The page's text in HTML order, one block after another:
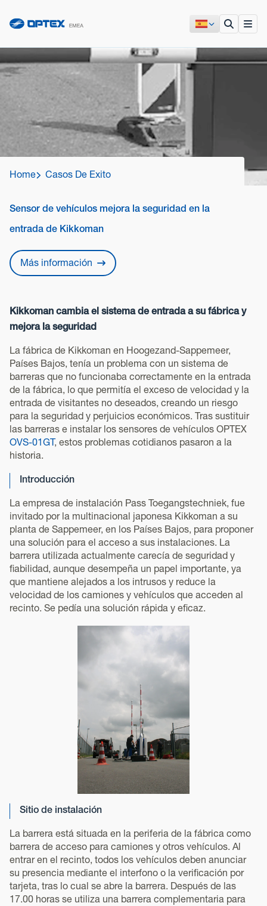
Home Casos De Exito
Sensor de vehículos mejora la seguridad en la
entrada de Kikkoman
Más información
Kikkoman cambia el sistema de entrada a su fábrica y
mejora la seguridad
La fábrica de Kikkoman en Hoogezand-Sappemeer,
Países Bajos, tenía un problema con un sistema de
barreras que no funcionaba correctamente en la entrada
de la fábrica, lo que permitía el exceso de velocidad y la
entrada de visitantes no deseados, creando un riesgo
para la seguridad y perjuicios económicos. Tras sustituir
las barreras e instalar los sensores de vehículos OPTEX
OVS-01GT, estos problemas cotidianos pasaron a la
historia.
Introducción
La empresa de instalación Pass Toegangstechniek, fue
invitado por la multinacional japonesa Kikkoman a su
planta de Sappemeer, en los Países Bajos, para proponer
una solución para el acceso a sus instalaciones. La
barrera utilizada actualmente carecía de seguridad y
fiabilidad, aunque desempeña un papel importante, ya
que mantiene alejados a los intrusos y reduce la
velocidad de los camiones y vehículos que acceden al
recinto. Se pedía una solución rápida y eficaz.
Sitio de instalación
La barrera está situada en la periferia de la fábrica como
barrera de acceso para camiones y otros vehículos. Al
entrar en el recinto, todos los vehículos deben anunciar
su presencia mediante el interfono o la verificación por
tarjeta, tras lo cual se abre la barrera. Después de las
17.00 horas se utiliza una barrera complementaria para